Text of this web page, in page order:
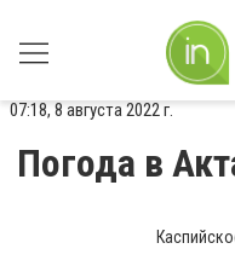
07:18, 8 августа 2022 г.
Погода в